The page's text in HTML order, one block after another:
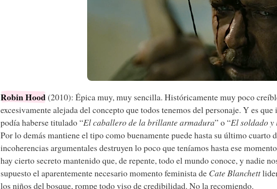
Robin Hood(2010): Épica muy, muy sencilla. Históricamente muy poco
excesivamente alejada del concepto que todos tenemos del personaje. Y es
podía haberse titulado “El caballero de la brillante armadura” o “El soldado y
Por lo demás mantiene el tipo como buenamente puede hasta su último cuarto
incoherencias argumentales destruyen lo poco que teníamos hasta ese
hay cierto secreto mantenido que, de repente, todo el mundo conoce, y nadie
supuesto el aparentemente necesario momento feminista de Cate Blanchett
los niños del bosque, rompe todo viso de credibilidad. No la recomiendo.